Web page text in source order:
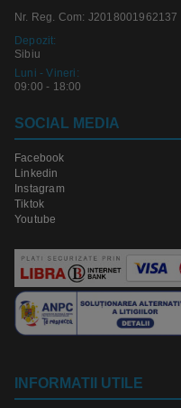
Nr. Reg. Com: J2018001962137
Depozit:
Sibiu
Luni - Vineri:
09:00 - 18:00
SOCIAL MEDIA
Facebook
Linkedin
Instagram
Tiktok
Youtube
INFORMATII UTILE